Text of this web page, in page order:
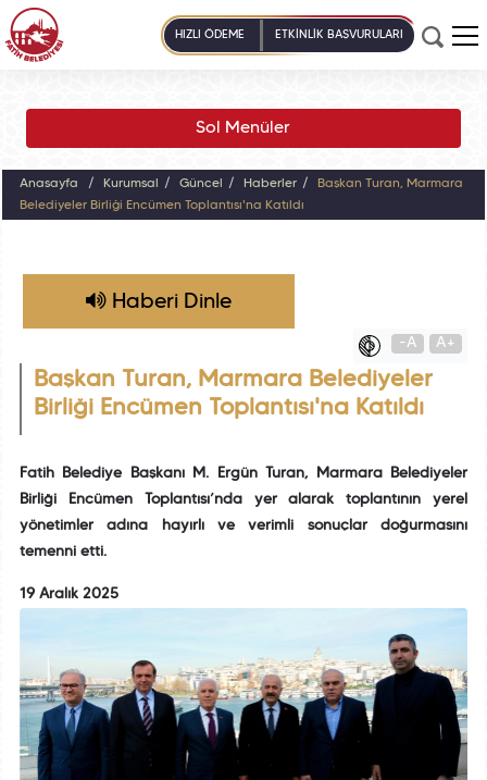
HIZLI ÖDEME ETKİNLİK BAŞVURULARI
Sol Menüler
Anasayfa Kurumsal Güncel Haberler
Başkan Turan, Marmara
Belediyeler Birliği Encümen Toplantısı'na Katıldı
Haberi Dinle
-A A+
Başkan Turan, Marmara Belediyeler
Birliği Encümen Toplantısı'na Katıldı
Fatih Belediye Başkanı M. Ergün Turan, Marmara Belediyeler
Birliği Encümen Toplantısı’nda yer alarak toplantının yerel
yönetimler adına hayırlı ve verimli sonuçlar doğurmasını
temenni etti.
19 Aralık 2025